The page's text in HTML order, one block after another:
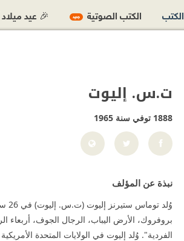
ت.س. إليوت
1888 توفي سنة 1965
نبذة عن المؤلف
بروفروك، الأرض اليباب، الرجال الجوف، أربعاء
الفردية". وُلد إليوت في الولايات المتحدة الأمريكية وانتقل إلى المملكة
الكتب الكتب الصوتية جديد 🎉 عيد